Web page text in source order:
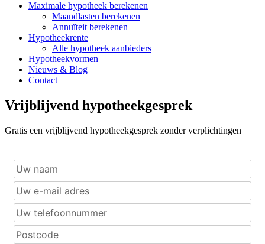
Maximale hypotheek berekenen
Maandlasten berekenen
Annuïteit berekenen
Hypotheekrente
Alle hypotheek aanbieders
Hypotheekvormen
Nieuws & Blog
Contact
Vrijblijvend hypotheekgesprek
Gratis een vrijblijvend hypotheekgesprek zonder verplichtingen